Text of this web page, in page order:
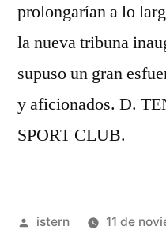
prolongarían a lo
la nueva tribuna
supuso un gran
y aficionados. D.
SPORT CLUB.
Publicado
istern
11 de